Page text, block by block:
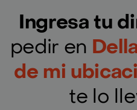
Ingresa tu
pedir en
de mi
te lo